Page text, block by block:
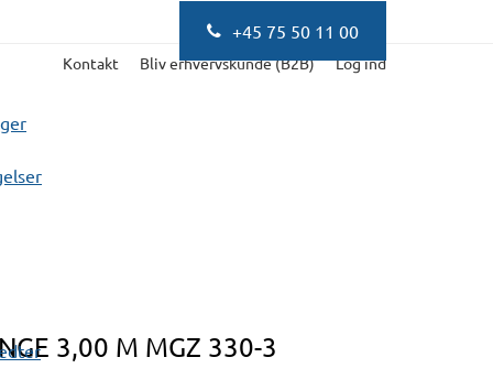
+45 75 50 11 00
Kontakt Bliv erhvervskunde (B2B) Log ind
3,00 M MGZ 330-3